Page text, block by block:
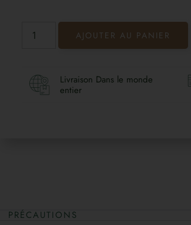
AJOUTER AU PANIER
Livraison Dans le monde
entier
PRÉCAUTIONS